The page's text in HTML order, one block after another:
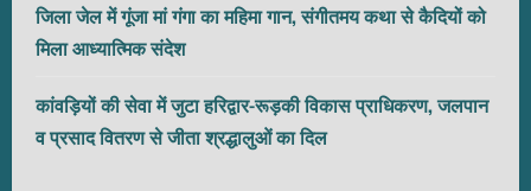
जिला जेल में गूंजा मां गंगा का महिमा गान, संगीतमय कथा से कैदियों को
मिला आध्यात्मिक संदेश
कांवड़ियों की सेवा में जुटा हरिद्वार-रूड़की विकास प्राधिकरण, जलपान
व प्रसाद वितरण से जीता श्रद्धालुओं का दिल